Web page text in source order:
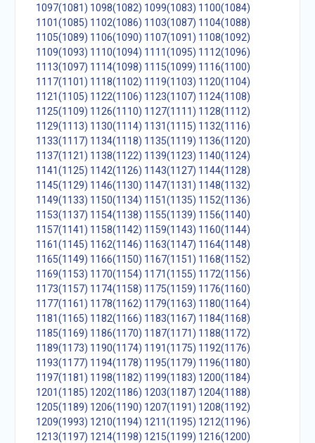
1097(1081) 1098(1082) 1099(1083) 1100(1084)
1101(1085) 1102(1086) 1103(1087) 1104(1088)
1105(1089) 1106(1090) 1107(1091) 1108(1092)
1109(1093) 1110(1094) 1111(1095) 1112(1096)
1113(1097) 1114(1098) 1115(1099) 1116(1100)
1117(1101) 1118(1102) 1119(1103) 1120(1104)
1121(1105) 1122(1106) 1123(1107) 1124(1108)
1125(1109) 1126(1110) 1127(1111) 1128(1112)
1129(1113) 1130(1114) 1131(1115) 1132(1116)
1133(1117) 1134(1118) 1135(1119) 1136(1120)
1137(1121) 1138(1122) 1139(1123) 1140(1124)
1141(1125) 1142(1126) 1143(1127) 1144(1128)
1145(1129) 1146(1130) 1147(1131) 1148(1132)
1149(1133) 1150(1134) 1151(1135) 1152(1136)
1153(1137) 1154(1138) 1155(1139) 1156(1140)
1157(1141) 1158(1142) 1159(1143) 1160(1144)
1161(1145) 1162(1146) 1163(1147) 1164(1148)
1165(1149) 1166(1150) 1167(1151) 1168(1152)
1169(1153) 1170(1154) 1171(1155) 1172(1156)
1173(1157) 1174(1158) 1175(1159) 1176(1160)
1177(1161) 1178(1162) 1179(1163) 1180(1164)
1181(1165) 1182(1166) 1183(1167) 1184(1168)
1185(1169) 1186(1170) 1187(1171) 1188(1172)
1189(1173) 1190(1174) 1191(1175) 1192(1176)
1193(1177) 1194(1178) 1195(1179) 1196(1180)
1197(1181) 1198(1182) 1199(1183) 1200(1184)
1201(1185) 1202(1186) 1203(1187) 1204(1188)
1205(1189) 1206(1190) 1207(1191) 1208(1192)
1209(1993) 1210(1194) 1211(1195) 1212(1196)
1213(1197) 1214(1198) 1215(1199) 1216(1200)